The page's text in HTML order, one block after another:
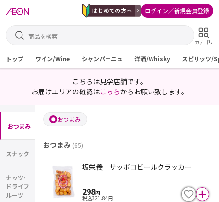
ログイン／新規会員登録
カテゴリ
トップ ワイン/Wine シャンパーニュ 洋酒/Whisky スピリッツ/
こちらは見学店舗です。
お届けエリアの確認はこちらからお願い致します。
おつまみ
スナック
ナッツ･
ドライフ
ルーツ
おつまみ
おつまみ (65)
坂栄養 サッポロビールクラッカー
298円
税込321.84円